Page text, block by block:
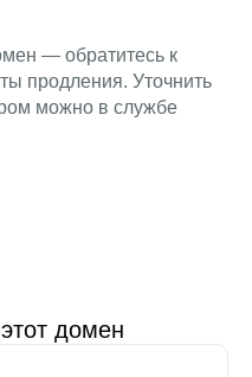
— обратитесь к
продления. Уточнить
можно в службе
домен